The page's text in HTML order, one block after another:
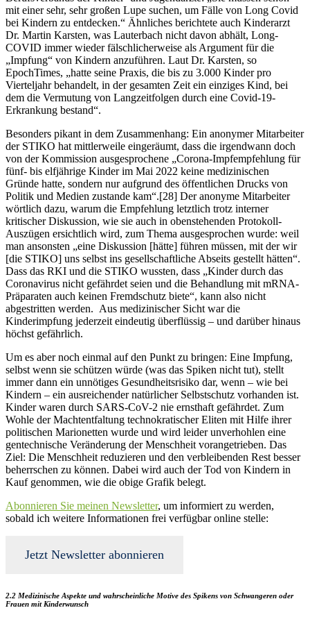
mit einer sehr, sehr großen Lupe suchen, um Fälle von Long Covid
bei Kindern zu entdecken.“ Ähnliches berichtete auch Kinderarzt
Dr. Martin Karsten, was Lauterbach nicht davon abhält, Long-
COVID immer wieder fälschlicherweise als Argument für die
„Impfung“ von Kindern anzuführen. Laut Dr. Karsten, so
EpochTimes, „hatte seine Praxis, die bis zu 3.000 Kinder pro
Vierteljahr behandelt, in der gesamten Zeit ein einziges Kind, bei
dem die Vermutung von Langzeitfolgen durch eine Covid-19-
Erkrankung bestand“.
Besonders pikant in dem Zusammenhang: Ein anonymer Mitarbeiter
der STIKO hat mittlerweile eingeräumt, dass die irgendwann doch
von der Kommission ausgesprochene „Corona-Impfempfehlung für
fünf- bis elfjährige Kinder im Mai 2022 keine medizinischen
Gründe hatte, sondern nur aufgrund des öffentlichen Drucks von
Politik und Medien zustande kam“.[28] Der anonyme Mitarbeiter
wörtlich dazu, warum die Empfehlung letztlich trotz interner
kritischer Diskussion, wie sie auch in obenstehenden Protokoll-
Auszügen ersichtlich wird, zum Thema ausgesprochen wurde: weil
man ansonsten „eine Diskussion [hätte] führen müssen, mit der wir
[die STIKO] uns selbst ins gesellschaftliche Abseits gestellt hätten“.
Dass das RKI und die STIKO wussten, dass „Kinder durch das
Coronavirus nicht gefährdet seien und die Behandlung mit mRNA-
Präparaten auch keinen Fremdschutz biete“, kann also nicht
abgestritten werden. Aus medizinischer Sicht war die
Kinderimpfung jederzeit eindeutig überflüssig – und darüber hinaus
höchst gefährlich.
Um es aber noch einmal auf den Punkt zu bringen: Eine Impfung,
selbst wenn sie schützen würde (was das Spiken nicht tut), stellt
immer dann ein unnötiges Gesundheitsrisiko dar, wenn – wie bei
Kindern – ein ausreichender natürlicher Selbstschutz vorhanden ist.
Kinder waren durch SARS-CoV-2 nie ernsthaft gefährdet. Zum
Wohle der Machtentfaltung technokratischer Eliten mit Hilfe ihrer
politischen Marionetten wurde und wird leider unverhohlen eine
gentechnische Veränderung der Menschheit vorangetrieben. Das
Ziel: Die Menschheit reduzieren und den verbleibenden Rest besser
beherrschen zu können. Dabei wird auch der Tod von Kindern in
Kauf genommen, wie die obige Grafik belegt.
Abonnieren Sie meinen Newsletter, um informiert zu werden,
sobald ich weitere Informationen frei verfügbar online stelle:
Jetzt Newsletter abonnieren
2.2 Medizinische Aspekte und wahrscheinliche Motive des Spikens von Schwangeren oder
Frauen mit Kinderwunsch